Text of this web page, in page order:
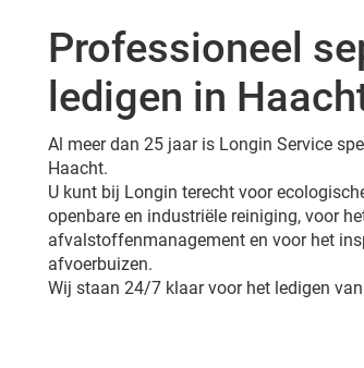
Professioneel
ledigen in
Al meer dan 25 jaar is Longin Service
Haacht.
U kunt bij Longin terecht voor
openbare en industriële reiniging, voor
afvalstoffenmanagement en voor het
afvoerbuizen.
Wij staan 24/7 klaar voor het ledigen